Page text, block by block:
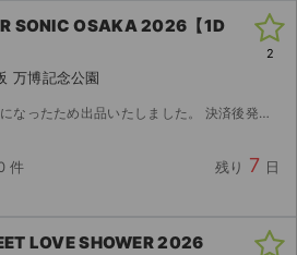
SONIC OSAKA 2026【1D
万博記念公園
いたしました。 決済後発券に必要な情報お伝えいたします。
件 残り 7 日
2
LOVE SHOWER 2026